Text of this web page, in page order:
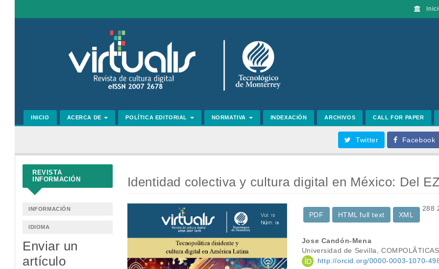
INICIO ACERCA DE POLÍTICA EDITORIAL NORMATIVA INDEXACIÓN ARCHIVOS CALL FOR PAPER
Twitter Facebook
REVISTA
INFORMACIÓN
INFORMACIÓN
IDIOMA
Enviar un
artículo
Identidad colectiva y cultura digital en México: Del
lateral
del
artículo
288
PDF
HTML full text
XML
Contenido
principal
Jose Candón-Mena
Universidad de Sevilla, COMPOLÃTICAS
http://orcid.org/0000-0003-1070-